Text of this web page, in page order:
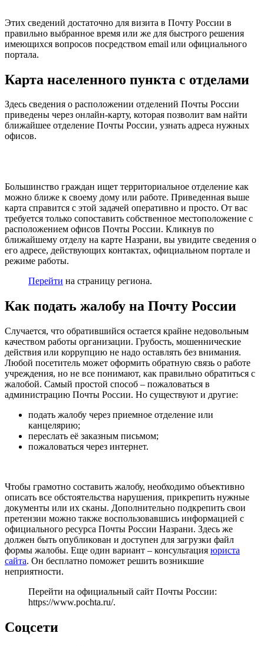
Этих сведений достаточно для визита в Почту России в
правильно выбранное время или же для быстрого решения
имеющихся вопросов посредством email или официального
портала.
Карта населенного пункта с отделами
Здесь сведения о расположении отделений Почты России
приведены через онлайн-карту, которая позволит вам найти
ближайшее отделение Почты России, узнать адреса нужных
офисов.
Большинство граждан ищет территориальное отделение как
можно ближе к своему дому или работе. Приведенная выше
карта справится с этой задачей оперативно и просто. От вас
требуется только сопоставить собственное местоположение с
расположением офисов Почты России. Кликнув по
ближайшему отделу на карте Назрани, вы увидите сведения о
его адресе, действующих контактах, официальном портале и
режиме работы.
Перейти на страницу региона.
Как подать жалобу на Почту России
Случается, что обратившийся остается крайне недовольным
качеством работы организации. Грубость, мошеннические
действия или коррупцию не надо оставлять без внимания.
Любой посетитель может оформить обратную связь о работе
учреждения, но не все понимают, как правильно обратиться с
жалобой. Самый простой способ – пожаловаться в
администрацию Почты России. Но существуют и другие:
подать жалобу через приемное отделение или
канцелярию;
переслать её заказным письмом;
пожаловаться через интернет.
Чтобы грамотно составить жалобу, необходимо объективно
описать все обстоятельства нарушения, прикрепить нужные
документы или их сканы. Дополнительно подкрепить свои
претензии можно также воспользовавшись информацией с
официального ресурса Почты России Назрани. Здесь же
должен быть опубликован и доступен для загрузки файл
формы жалобы. Еще один вариант – консультация юриста
сайта. Он бесплатно поможет решить возникшие
неприятности.
Перейти на официальный сайт Почты России:
https://www.pochta.ru/.
Соцсети